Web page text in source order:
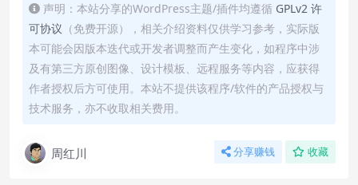
声明：本站分享的WordPress主题/插件均遵循 GPLv2 许
可协议 （免费开源），相关介绍资料仅供学习参考，实际版
本可能会因版本迭代或开发者调整而产生变化，如程序中涉
及有第三方原创图像、设计模板、远程服务等内容，应获得
作者授权后方可使用。本站不提供该程序/软件的产品授权与
技术服务，亦不收取相关费用。
周红川 分享赚钱 收藏